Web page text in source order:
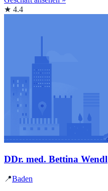
★ 4.4
DDr. med. Bettina Wendl
📍Baden